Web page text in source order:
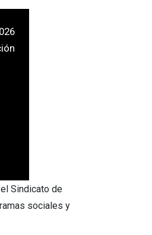
Sindicato de
sociales y